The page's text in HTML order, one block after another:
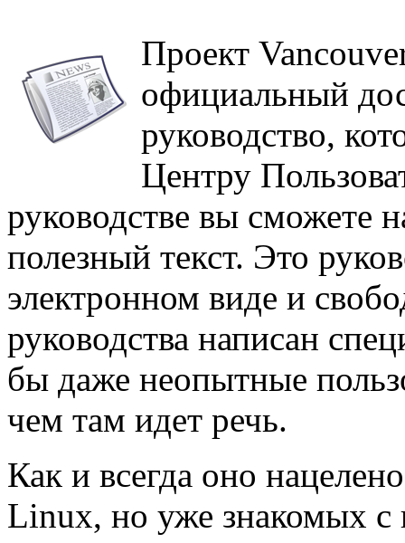
Проект
официальный
руководство,
Центру
руководстве вы сможете
полезный текст. Это
электронном виде и
руководства написан
бы даже неопытные
чем там идет речь.
Как и всегда оно
Linux, но уже знакомых с